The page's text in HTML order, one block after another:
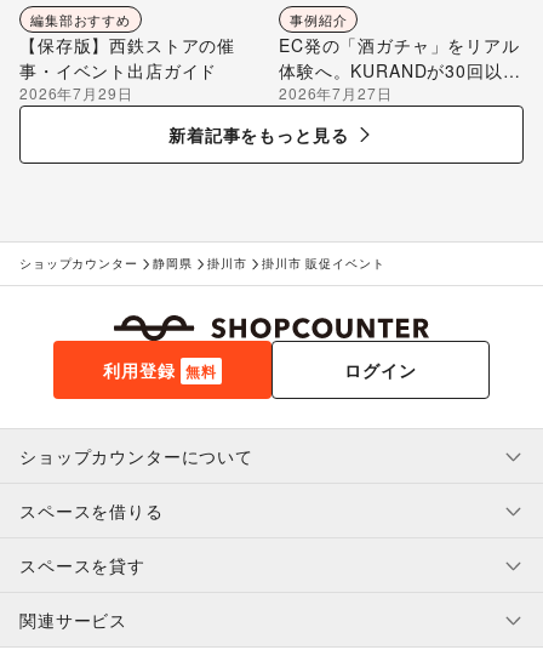
編集部おすすめ
【保存版】西鉄ストアの催
事・イベント出店ガイド
2026年7月29日
事例紹介
EC発の「酒ガチャ」をリアル
体験へ。KURANDが30回以上
のポップアップ出店で届け
る“新しいお酒との出会い”
2026年7月27日
新着記事をもっと見る
ショップカウンター 静岡県 掛川市 掛川市 販促イベント
利用登録 無料 ログイン
ショップカウンターについて
利用規約・ガイドライン
特定商取引法に基づく表示
補償プログラム
スペースを借りる
スペースを借りたい人へ
ユーザー利用規約
提携パートナー
スペースを貸す
スペースを貸したい方へ
オーナー利用規約
関連サービス